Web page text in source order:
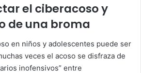
el ciberacoso y
de una broma
en niños y adolescentes puede ser
veces el acoso se disfraza de
inofensivos” entre